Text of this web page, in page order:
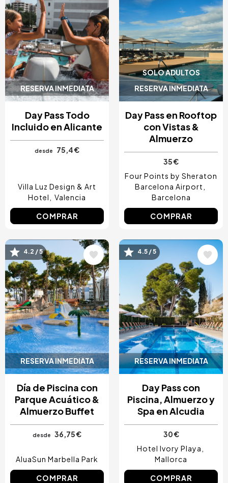
RESERVA INMEDIATA
Day Pass Todo
Incluido en Alicante
desde 75,4 €
Villa Luz Design & Art
Hotel
Valencia
COMPRAR
SOLO ADULTOS
RESERVA INMEDIATA
Day Pass en Rooftop
con Vistas &
Almuerzo
35 €
Four Points by Sheraton
Barcelona Airport
Barcelona
COMPRAR
RESERVA INMEDIATA
Image
4.2 / 5
Día de Piscina con
Parque Acuático &
Almuerzo Buffet
desde 36,75 €
AluaSun Marbella Park
COMPRAR
RESERVA INMEDIATA
Image
4.5 / 5
Day Pass con
Piscina, Almuerzo y
Spa en Alcudia
30 €
Hotel Ivory Playa
Mallorca
COMPRAR